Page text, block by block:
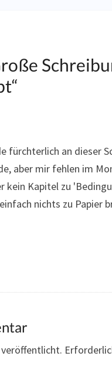
“
fürchterlich an dieser
aber mir fehlen im
kein Kapitel zu
nichts zu Papier